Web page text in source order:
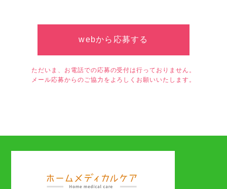
webから応募する
ただいま、お電話での応募の受付は行っておりません。
メール応募からのご協力をよろしくお願いいたします。